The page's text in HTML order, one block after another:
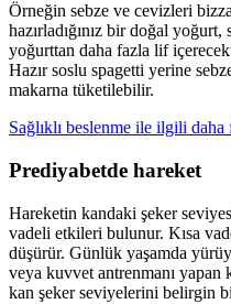
Örneğin sebze ve cevizleri
hazırladığınız bir doğal
yoğurttan daha fazla lif
Hazır soslu spagetti yerine
makarna tüketilebilir.
Sağlıklı beslenme ile ilgili
Prediyabetde hareket
Hareketin kandaki şeker
vadeli etkileri bulunur. Kısa
düşürür. Günlük yaşamda
veya kuvvet antrenmanı yapan
kan şeker seviyelerini belirgin